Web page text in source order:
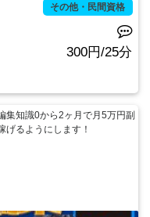
その他・民間資格
300円/25分
集知識0から2ヶ月で月5万円副
げるようにします！